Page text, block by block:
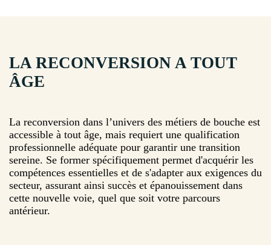
LA RECONVERSION A TOUT
ÂGE
La reconversion dans l’univers des métiers de bouche est
accessible à tout âge, mais requiert une qualification
professionnelle adéquate pour garantir une transition
sereine. Se former spécifiquement permet d'acquérir les
compétences essentielles et de s'adapter aux exigences du
secteur, assurant ainsi succès et épanouissement dans
cette nouvelle voie, quel que soit votre parcours
antérieur.